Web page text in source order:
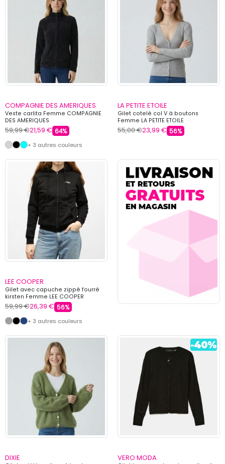
COMPAGNIE DES AMERIQUES
Veste carlita Femme COMPAGNIE
DES AMERIQUES
59,99 €21,59 € 64%
+ 3 autres couleurs
LA PETITE ETOILE
Gilet cotelé col V à boutons
Femme LA PETITE ETOILE
55,00 €23,99 € 56%
LEE COOPER
Gilet avec capuche zippé fourré
kirsten Femme LEE COOPER
59,99 €26,39 € 56%
+ 3 autres couleurs
DIXIE VERO MODA